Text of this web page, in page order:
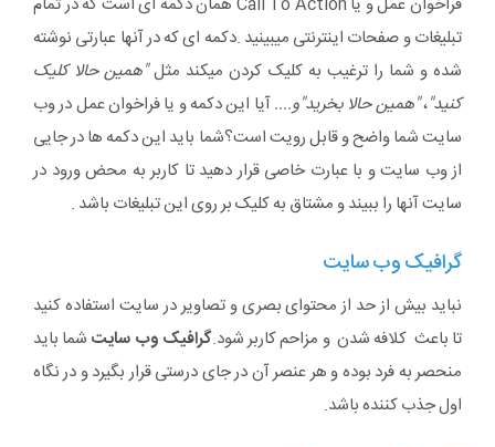
تبلیغات و صفحات اینترنتی میبینید .دکمه ای که در آنها عبارتی نوشته
شده و شما را ترغیب به کلیک کردن میکند مثل"همین حالا کلیک
کنید"،"همین حالا بخرید"و....آیا این دکمه و یا فراخوان عمل در وب
سایت شما واضح و قابل رویت است؟شما باید این دکمه ها در جایی
از وب سایت و با عبارت خاصی قرار دهید تا کاربر به محض ورود در
سایت آنها را ببیند و مشتاق به کلیک بر روی این تبلیغات باشد .
گرافیک وب سایت
نباید بیش از حد از محتوای بصری و تصاویر در سایت استفاده کنید
تا باعث کلافه شدن و مزاحم کاربر شود.گرافیک وب سایت شما باید
منحصر به فرد بوده و هر عنصر آن در جای درستی قرار بگیرد و در نگاه
اول جذب کننده باشد.